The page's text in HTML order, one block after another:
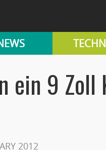
ein 9 Zoll
2012